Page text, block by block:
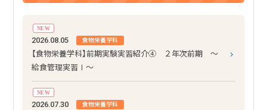
NEW
2026.08.05 食物栄養学科
【食物栄養学科】前期実験実習紹介④ ２年次前期 ～
給食管理実習Ⅰ～
NEW
2026.07.30 食物栄養学科